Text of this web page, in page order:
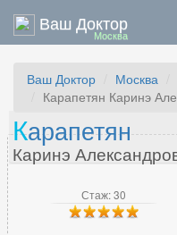
Ваш Доктор
Москва
Ваш Доктор Москва
Карапетян Каринэ
Стаж: 30
Карапетян
Каринэ